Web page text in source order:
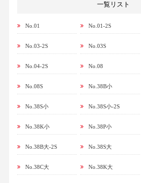
一覧リスト
No.01 No.01-2S
No.03-2S No.03S
No.04-2S No.08
No.08S No.38B小
No.38S小 No.38S小-2S
No.38K小 No.38P小
No.38B大-2S No.38S大
No.38C大 No.38K大